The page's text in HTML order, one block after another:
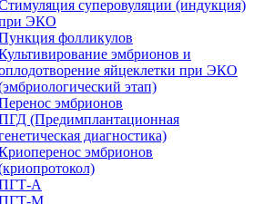
суперовуляции (индукция)
ЭКО
фолликулов
эмбрионов и
яйцеклетки при ЭКО
этап)
эмбрионов
(Предимплантационная
диагностика)
эмбрионов
А
М